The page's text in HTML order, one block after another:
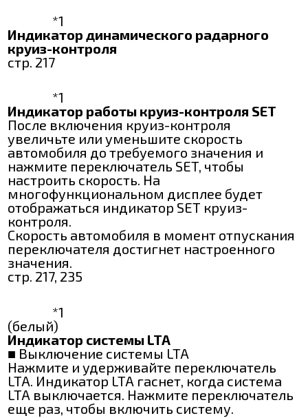
*1
Индикатор динамического радарного
круиз-контроля
стр. 217
*1
Индикатор работы круиз-контроля SET
После включения круиз-контроля
увеличьте или уменьшите скорость
автомобиля до требуемого значения и
нажмите переключатель SET, чтобы
настроить скорость. На
многофункциональном дисплее будет
отображаться индикатор SET круиз-
контроля.
Скорость автомобиля в момент отпускания
переключателя достигнет настроенного
значения.
стр. 217, 235
*1
(белый)
Индикатор системы LTA
■ Выключение системы LTA
Нажмите и удерживайте переключатель
LTA. Индикатор LTA гаснет, когда система
LTA выключается. Нажмите переключатель
еще раз, чтобы включить систему.